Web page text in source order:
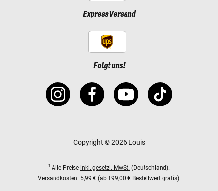
Express Versand
Folgt uns!
Copyright © 2026 Louis
1 Alle Preise inkl. gesetzl. MwSt. (Deutschland).
Versandkosten: 5,99 € (ab 199,00 € Bestellwert gratis).